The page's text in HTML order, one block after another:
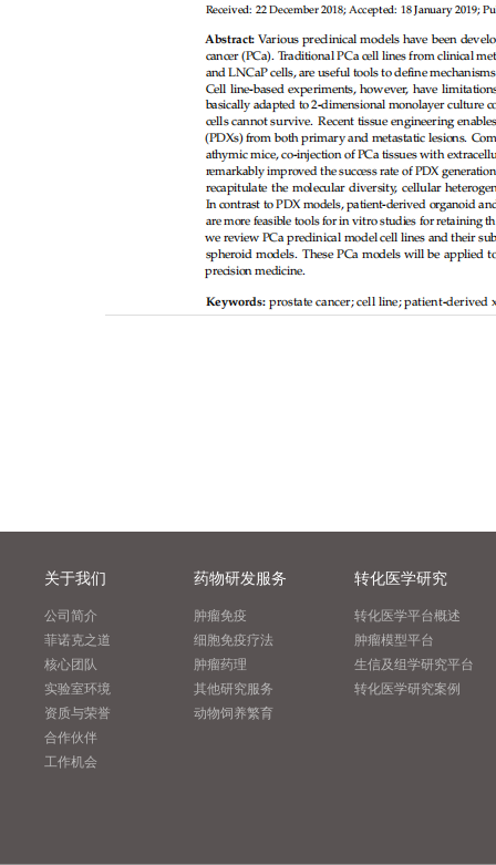
关于我们 药物研发服务 转化医学研究
公司简介
菲诺克之道
核心团队
实验室环境
资质与荣誉
合作伙伴
工作机会
肿瘤免疫
细胞免疫疗法
肿瘤药理
其他研究服务
动物饲养繁育
转化医学平台概述
肿瘤模型平台
生信及组学研究平台
转化医学研究案例